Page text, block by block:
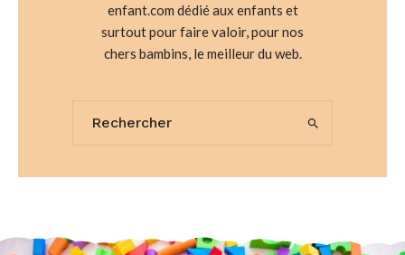
enfant.com dédié aux enfants et
surtout pour faire valoir, pour nos
chers bambins, le meilleur du web.